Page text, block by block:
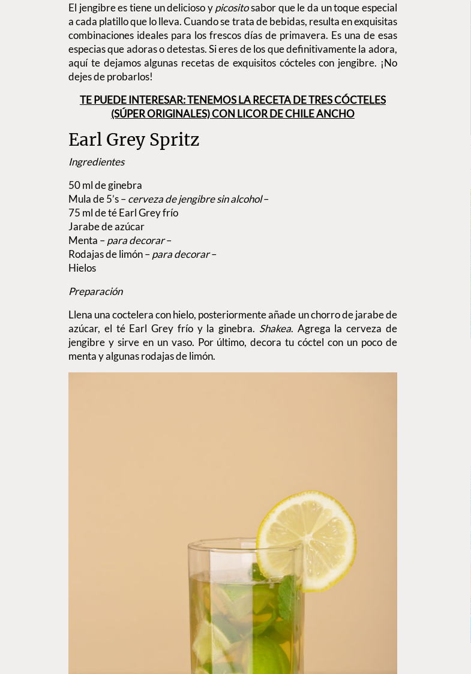
El jengibre es tiene un delicioso ypicositosabor que le da un toque especial
a cada platillo que lo lleva. Cuando se trata de bebidas, resulta en exquisitas
combinaciones ideales para los frescos días de primavera. Es una de esas
especias que adoras o detestas. Si eres de los que definitivamente la adora,
aquí te dejamos algunas recetas de exquisitos cócteles con jengibre. ¡No
dejes de probarlos!
TE PUEDE INTERESAR: TENEMOS LA RECETA DE TRES CÓCTELES
(SÚPER ORIGINALES) CON LICOR DE CHILE ANCHO
Earl Grey Spritz
Ingredientes
50 ml de ginebra
Mula de 5’s –cerveza de jengibre sin alcohol–
75 ml de té Earl Grey frío
Jarabe de azúcar
Menta –para decorar–
Rodajas de limón –para decorar–
Hielos
Preparación
Llena una coctelera con hielo, posteriormente añade un chorro de jarabe de
azúcar, el té Earl Grey frío y la ginebra. Shakea. Agrega la cerveza de
jengibre y sirve en un vaso. Por último, decora tu cóctel con un poco de
menta y algunas rodajas de limón.